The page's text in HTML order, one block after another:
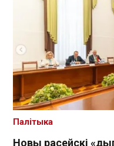
Новы расейскі
Палітыка